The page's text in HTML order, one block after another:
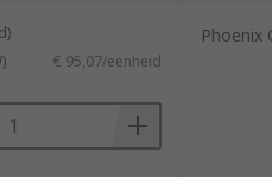
€ 95,07/eenheid
Phoenix